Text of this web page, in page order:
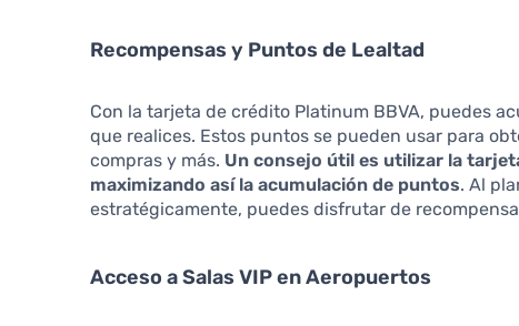
Recompensas y Puntos de Lealtad
Con la tarjeta de crédito Platinum BBVA, puedes
que realices. Estos puntos se pueden usar para
compras y más. Un consejo útil es utilizar la
maximizando así la acumulación de puntos. Al
estratégicamente, puedes disfrutar de
Acceso a Salas VIP en Aeropuertos